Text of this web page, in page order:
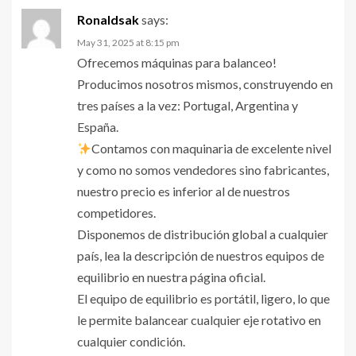
Ronaldsaksays:
May 31, 2025 at 8:15 pm
Ofrecemos máquinas para balanceo!
Producimos nosotros mismos, construyendo en
tres países a la vez: Portugal, Argentina y
España.
Contamos con maquinaria de excelente nivel
y como no somos vendedores sino fabricantes,
nuestro precio es inferior al de nuestros
competidores.
Disponemos de distribución global a cualquier
país, lea la descripción de nuestros equipos de
equilibrio en nuestra página oficial.
El equipo de equilibrio es portátil, ligero, lo que
le permite balancear cualquier eje rotativo en
cualquier condición.